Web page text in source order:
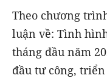
Theo chương
luận về: Tình
tháng đầu năm
đầu tư công,